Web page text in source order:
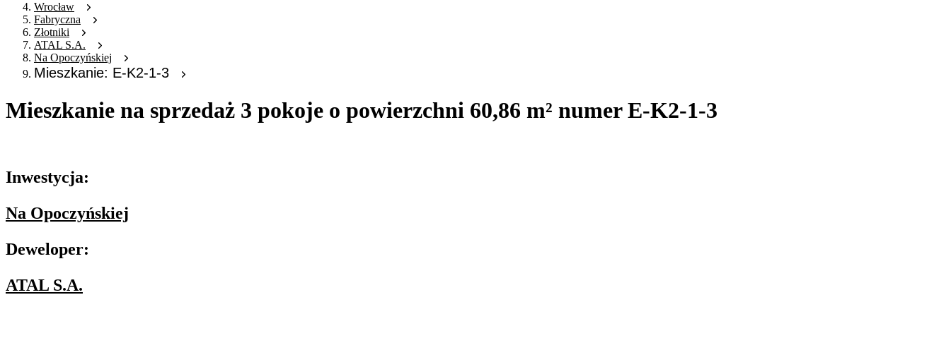
Wrocław
Fabryczna
Złotniki
ATAL S.A.
Na Opoczyńskiej
Mieszkanie: E-K2-1-3
Mieszkanie na sprzedaż 3 pokoje o powierzchni 60,86 m² numer E-K2-1-3
Inwestycja:
Na Opoczyńskiej
Deweloper:
ATAL S.A.